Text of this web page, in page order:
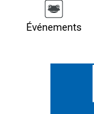
Événements